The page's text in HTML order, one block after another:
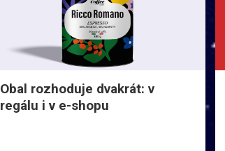
Obal rozhoduje dvakrát: v
regálu i v e-shopu